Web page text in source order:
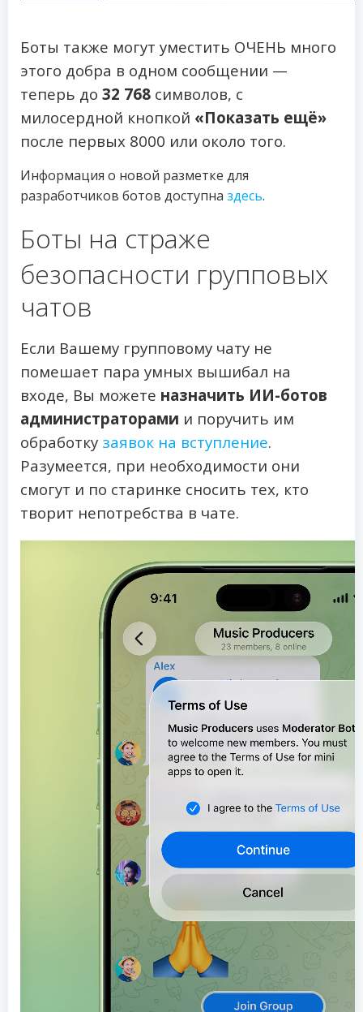
Боты также могут уместить ОЧЕНЬ много
этого добра в одном сообщении —
теперь до 32 768 символов, с
милосердной кнопкой «Показать ещё»
после первых 8000 или около того.
Информация о новой разметке для
разработчиков ботов доступна здесь.
Боты на страже
безопасности групповых
чатов
Если Вашему групповому чату не
помешает пара умных вышибал на
входе, Вы можете назначить ИИ-ботов
администраторами и поручить им
обработку заявок на вступление.
Разумеется, при необходимости они
смогут и по старинке сносить тех, кто
творит непотребства в чате.